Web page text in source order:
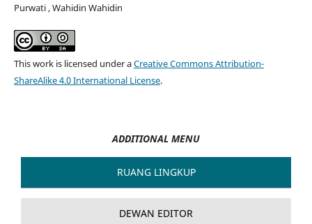
Purwati , Wahidin Wahidin
This work is licensed under aCreative Commons Attribution-
ShareAlike 4.0 International License.
ADDITIONAL MENU
RUANG LINGKUP
DEWAN EDITOR